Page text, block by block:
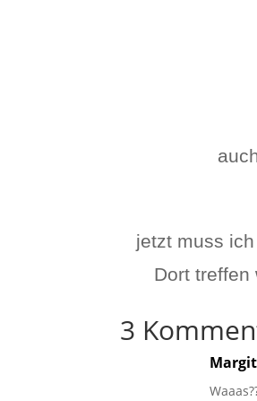
jetzt muss
Dort treffen
3
Margit